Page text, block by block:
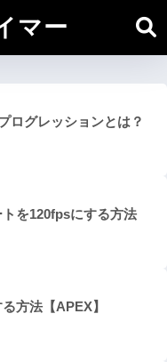
マー
ログレッションとは？
トを120fpsにする方法
方法【APEX】